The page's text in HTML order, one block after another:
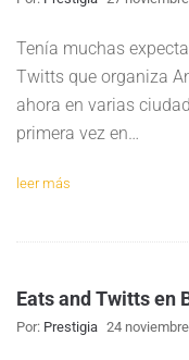
Tenía muchas
Twitts que organiza
ahora en varias
primera vez en…
leer más
Eats and Twitts en
Por: Prestigia 24